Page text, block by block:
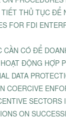
THỦ TỤC ĐỂ
FOR FDI
CẦN CÓ ĐỂ
ĐỘNG HỢP
DATA
COERCIVE
SECTORS
ON